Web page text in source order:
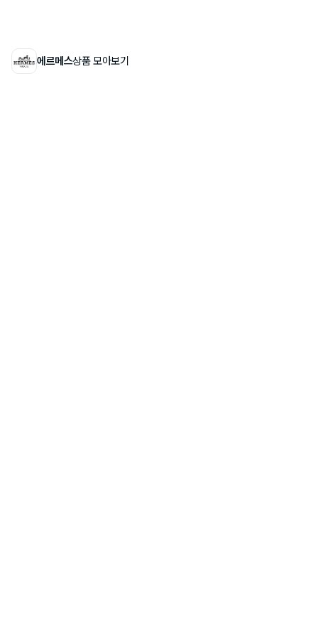
에르메스상품 모아보기